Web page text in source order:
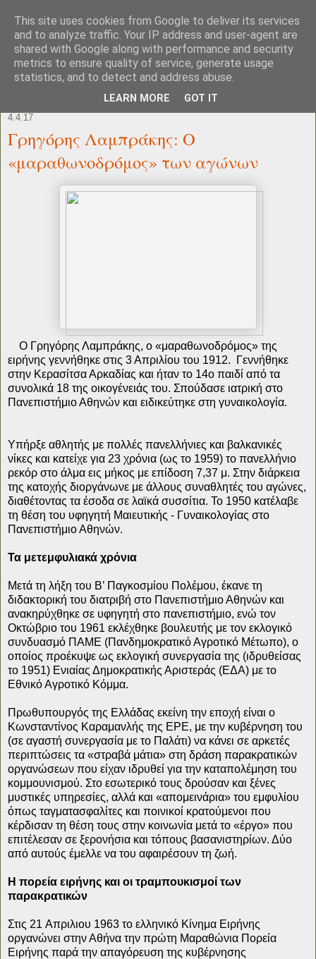
4.4.17
Γρηγόρης Λαμπράκης: O
«μαραθωνοδρόμος» των αγώνων
Ο Γρηγόρης Λαμπράκης, ο «μαραθωνοδρόμος» της
ειρήνης γεννήθηκε στις 3 Απριλίου του 1912. Γεννήθηκε
στην Κερασίτσα Αρκαδίας και ήταν το 14ο παιδί από τα
συνολικά 18 της οικογένειάς του. Σπούδασε ιατρική στο
Πανεπιστήμιο Αθηνών και ειδικεύτηκε στη γυναικολογία.
Υπήρξε αθλητής με πολλές πανελλήνιες και βαλκανικές
νίκες και κατείχε για 23 χρόνια (ως το 1959) το πανελλήνιο
ρεκόρ στο άλμα εις μήκος με επίδοση 7,37 μ. Στην διάρκεια
της κατοχής διοργάνωνε με άλλους συναθλητές του αγώνες,
διαθέτοντας τα έσοδα σε λαϊκά συσσίτια. Το 1950 κατέλαβε
τη θέση του υφηγητή Μαιευτικής - Γυναικολογίας στο
Πανεπιστήμιο Αθηνών.
Τα μετεμφυλιακά χρόνια
Μετά τη λήξη του Β’ Παγκοσμίου Πολέμου, έκανε τη
διδακτορική του διατριβή στο Πανεπιστήμιο Αθηνών και
ανακηρύχθηκε σε υφηγητή στο πανεπιστήμιο, ενώ τον
Οκτώβριο του 1961 εκλέχθηκε βουλευτής με τον εκλογικό
συνδυασμό ΠΑΜΕ (Πανδημοκρατικό Αγροτικό Μέτωπο), ο
οποίος προέκυψε ως εκλογική συνεργασία της (ιδρυθείσας
το 1951) Ενιαίας Δημοκρατικής Αριστεράς (ΕΔΑ) με το
Εθνικό Αγροτικό Κόμμα.
Πρωθυπουργός της Ελλάδας εκείνη την εποχή είναι ο
Κωνσταντίνος Καραμανλής της ΕΡΕ, με την κυβέρνηση του
(σε αγαστή συνεργασία με το Παλάτι) να κάνει σε αρκετές
περιπτώσεις τα «στραβά μάτια» στη δράση παρακρατικών
οργανώσεων που είχαν ιδρυθεί για την καταπολέμηση του
κομμουνισμού. Στο εσωτερικό τους δρούσαν και ξένες
μυστικές υπηρεσίες, αλλά και «απομεινάρια» του εμφυλίου
όπως ταγματασφαλίτες και ποινικοί κρατούμενοι που
κέρδισαν τη θέση τους στην κοινωνία μετά το «έργο» που
επιτέλεσαν σε ξερονήσια και τόπους βασανιστηρίων. Δύο
από αυτούς έμελλε να του αφαιρέσουν τη ζωή.
Η πορεία ειρήνης και οι τραμπουκισμοί των
παρακρατικών
Στις 21 Aπριλιου 1963 το ελληνικό Kίνημα Eιρήνης
οργανώνει στην Αθήνα την πρώτη Μαραθώνια Πορεία
Ειρήνης παρά την απαγόρευση της κυβέρνησης
This site uses cookies from Google to deliver its services
and to analyze traffic. Your IP address and user-agent are
shared with Google along with performance and security
metrics to ensure quality of service, generate usage
statistics, and to detect and address abuse.
LEARN MORE GOT IT